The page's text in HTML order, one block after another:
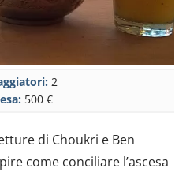
2
500 €
di Choukri e Ben
come conciliare l’ascesa